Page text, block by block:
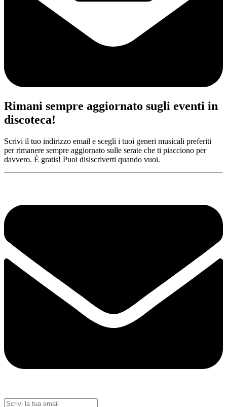
Rimani sempre aggiornato sugli eventi in
discoteca!
Scrivi il tuo indirizzo email e scegli i tuoi generi musicali preferiti
per rimanere sempre aggiornato sulle serate che ti piacciono per
davvero. È gratis! Puoi disiscriverti quando vuoi.